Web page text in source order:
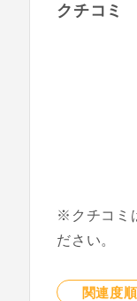
クチコミ
※クチコミ
ださい。
関連度順